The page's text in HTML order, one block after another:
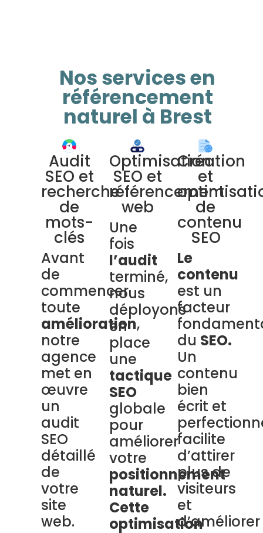
Nos services en
référencement
naturel à Brest
Audit
SEO et
recherche
de
mots-
clés
Avant
de
commencer
toute
amélioration,
notre
agence
met en
œuvre
un
audit
SEO
détaillé
de
votre
site
web.
Optimisation
SEO et
référencement
web
Une
fois
l’audit
terminé,
nous
déployons
en
place
une
tactique
SEO
globale
pour
améliorer
votre
positionnement
naturel.
Cette
optimisation
Création
et
de
contenu
SEO
Le
contenu
est un
facteur
du SEO.
Un
contenu
bien
écrit et
facilite
d’attirer
plus de
visiteurs
et
d’améliorer